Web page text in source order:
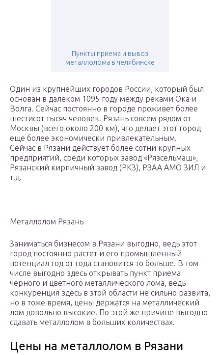
Пункты приема и вывоз
металлолома в челябинске
Один из крупнейших городов России, который был
основан в далеком 1095 году между реками Ока и
Волга. Сейчас постоянно в городе проживет более
шестисот тысяч человек. Рязань совсем рядом от
Москвы (всего около 200 км), что делает этот город
еще более экономически привлекательным.
Сейчас в Рязани действует более сотни крупных
предприятий, среди которых завод «Рязсельмаш»,
Рязанский кирпичный завод (РКЗ), РЗАА АМО ЗИЛ и
т.д.
Металлолом Рязань
Заниматься бизнесом в Рязани выгодно, ведь этот
город постоянно растет и его промышленный
потенциал год от года становится то больше. В том
числе выгодно здесь открывать пункт приема
черного и цветного металлического лома, ведь
конкуренция здесь в этой области не сильно развита,
но в тоже время, цены держатся на металлический
лом довольно высокие. По этой же причине выгодно
сдавать металлолом в больших количествах.
Цены на металлолом в Рязани